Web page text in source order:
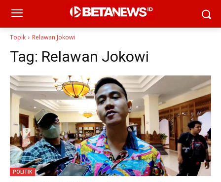
Topik Relawan Jokowi
Tag: Relawan Jokowi
POLITIK